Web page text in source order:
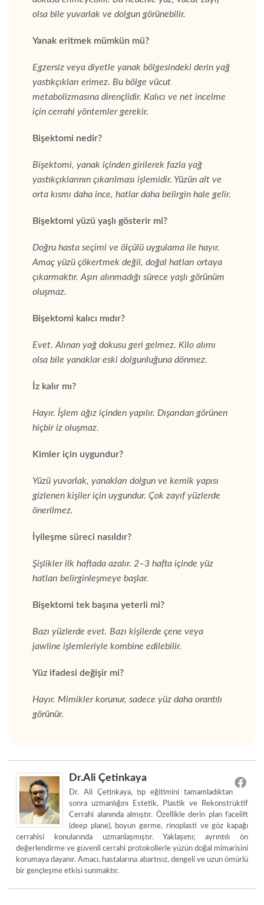
olsa bile yuvarlak ve dolgun görünebilir.
Yanak eritmek mümkün mü?
Egzersiz veya diyetle yanak bölgesindeki derin yağ
yastıkçıkları erimez. Bu bölge vücut
metabolizmasına dirençlidir. Kalıcı ve net incelme
için cerrahi yöntemler gerekir.
Bişektomi nedir?
Bişektomi, yanak içinden girilerek fazla yağ
yastıkçıklarının çıkarılması işlemidir. Yüzün alt ve
orta kısmı daha ince, hatlar daha belirgin hale gelir.
Bişektomi yüzü yaşlı gösterir mi?
Doğru hasta seçimi ve ölçülü uygulama ile hayır.
Amaç yüzü çökertmek değil, doğal hatları ortaya
çıkarmaktır. Aşırı alınmadığı sürece yaşlı görünüm
oluşmaz.
Bişektomi kalıcı mıdır?
Evet. Alınan yağ dokusu geri gelmez. Kilo alımı
olsa bile yanaklar eski dolgunluğuna dönmez.
İz kalır mı?
Hayır. İşlem ağız içinden yapılır. Dışarıdan görünen
hiçbir iz oluşmaz.
Kimler için uygundur?
Yüzü yuvarlak, yanakları dolgun ve kemik yapısı
gizlenen kişiler için uygundur. Çok zayıf yüzlerde
önerilmez.
İyileşme süreci nasıldır?
Şişlikler ilk haftada azalır. 2–3 hafta içinde yüz
hatları belirginleşmeye başlar.
Bişektomi tek başına yeterli mi?
Bazı yüzlerde evet. Bazı kişilerde çene veya
jawline işlemleriyle kombine edilebilir.
Yüz ifadesi değişir mi?
Hayır. Mimikler korunur, sadece yüz daha orantılı
görünür.
Dr.Ali Çetinkaya
Dr. Ali Çetinkaya, tıp eğitimini tamamladıktan
sonra uzmanlığını Estetik, Plastik ve Rekonstrüktif
Cerrahi alanında almıştır. Özellikle derin plan facelift
(deep plane), boyun germe, rinoplasti ve göz kapağı
cerrahisi konularında uzmanlaşmıştır. Yaklaşımı; ayrıntılı ön
değerlendirme ve güvenli cerrahi protokollerle yüzün doğal mimarisini
korumaya dayanır. Amacı, hastalarına abartısız, dengeli ve uzun ömürlü
bir gençleşme etkisi sunmaktır.